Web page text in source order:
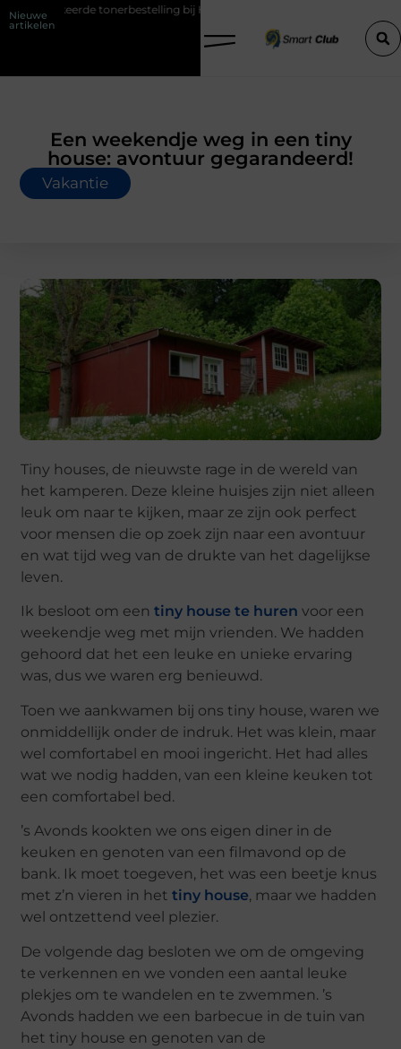
Nieuwe
artikelen
tonerbestelling bij HP printers
Een weekendje weg in een tiny
house: avontuur gegarandeerd!
Vakantie
Tiny houses, de nieuwste rage in de wereld van
het kamperen. Deze kleine huisjes zijn niet alleen
leuk om naar te kijken, maar ze zijn ook perfect
voor mensen die op zoek zijn naar een avontuur
en wat tijd weg van de drukte van het dagelijkse
leven.
Ik besloot om eentiny house te huren voor een
weekendje weg met mijn vrienden. We hadden
gehoord dat het een leuke en unieke ervaring
was, dus we waren erg benieuwd.
Toen we aankwamen bij ons tiny house, waren we
onmiddellijk onder de indruk. Het was klein, maar
wel comfortabel en mooi ingericht. Het had alles
wat we nodig hadden, van een kleine keuken tot
een comfortabel bed.
’s Avonds kookten we ons eigen diner in de
keuken en genoten van een filmavond op de
bank. Ik moet toegeven, het was een beetje knus
met z’n vieren in hettiny house, maar we hadden
wel ontzettend veel plezier.
De volgende dag besloten we om de omgeving
te verkennen en we vonden een aantal leuke
plekjes om te wandelen en te zwemmen. ’s
Avonds hadden we een barbecue in de tuin van
het tiny house en genoten van de